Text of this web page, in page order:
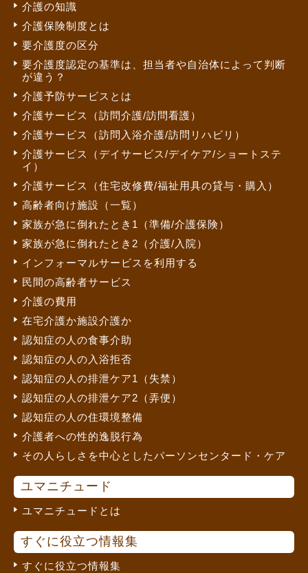
介護の知識
介護保険制度とは
要介護度の区分
要介護度認定の基準は、担当者や自治体によって判断
が違う？
介護予防サービスとは
介護サービス（訪問介護/訪問看護）
介護サービス（訪問入浴介護/訪問リハビリ）
介護サービス（デイサービス/デイケア/ショートステ
イ）
介護サービス（住宅改修費/福祉用具の貸与・購入）
高齢者向け施設（一覧）
家族が急に倒れたとき1（準備/介護保険）
家族が急に倒れたとき2（介護/入院）
インフォーマルサービスを利用する
民間の高齢者サービス
介護の費用
在宅介護か施設介護か
認知症の人の食事介助
認知症の人の入浴拒否
認知症の人の排泄ケア1（失禁）
認知症の人の排泄ケア2（弄便）
認知症の人の住環境整備
介護者への性的逸脱行為
その人らしさを中心としたパーソンセンタード・ケア
ユマニチュード
ユマニチュードとは
すぐに役立つ情報集
すぐに役立つ情報集